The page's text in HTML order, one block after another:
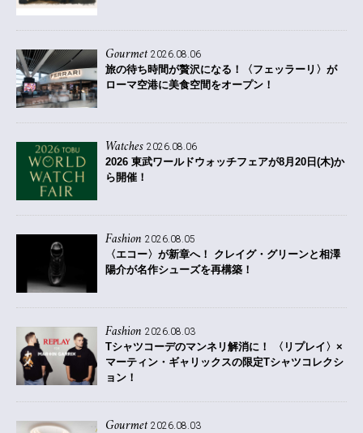
Gourmet 2026.08.06
旅の待ち時間が贅沢になる！〈フェッラーリ〉が
ローマ空港に美食空間をオープン！
Watches 2026.08.06
2026 東武ワールドウォッチフェアが8月20日(木)か
ら開催！
Fashion 2026.08.05
〈エコー〉が新章へ！ クレイグ・グリーンと相澤
陽介が名作シューズを再構築！
Fashion 2026.08.03
Tシャツコーデのマンネリ解消に！ 〈リプレイ〉×
マーティン・ギャリックスの限定Tシャツコレクシ
ョン！
Gourmet 2026.08.03